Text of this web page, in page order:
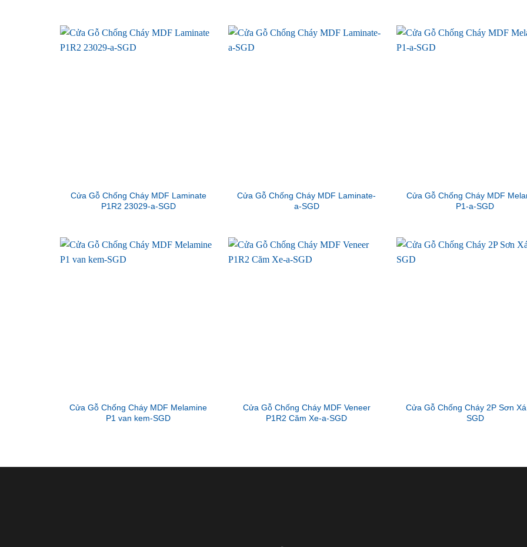
Cửa Gỗ Chống Cháy MDF Laminate
P1R2 23029-a-SGD
Cửa Gỗ Chống Cháy MDF Laminate-
a-SGD
Cửa Gỗ Chống Cháy MDF
P1-a-SGD
Cửa Gỗ Chống Cháy MDF Melamine
P1 van kem-SGD
Cửa Gỗ Chống Cháy MDF Veneer
P1R2 Căm Xe-a-SGD
Cửa Gỗ Chống Cháy 2P Sơn
SGD